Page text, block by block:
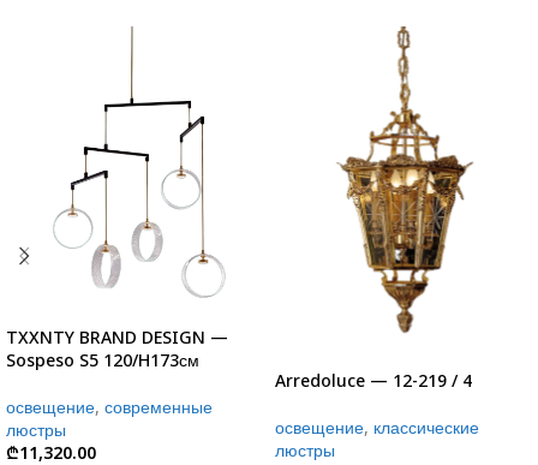
TXXNTY BRAND DESIGN —
Sospeso S5 120/H173см
освещение, современные
люстры
₾11,320.00
Arredoluce — 12-219 / 4
освещение, классические
люстры